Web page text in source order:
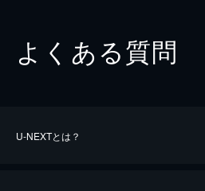
よくある質問
U-NEXTとは？